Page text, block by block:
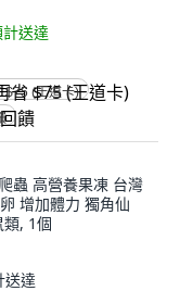
送達
$75 (王道卡)
蟲 高營養果凍 台灣
增加體力 獨角仙
, 1個
送達